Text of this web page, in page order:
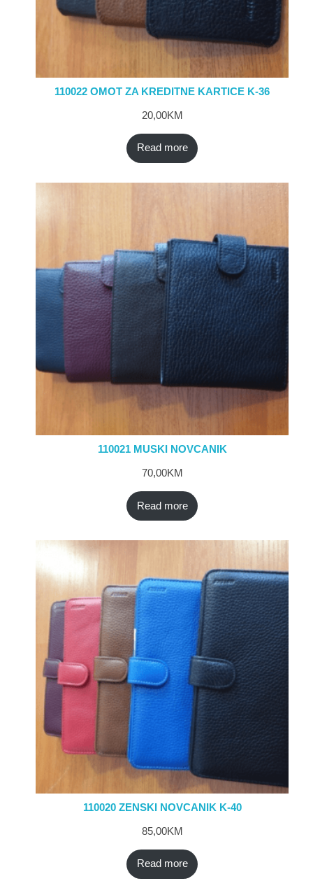
110022 OMOT ZA KREDITNE KARTICE K-36
20,00KM
Read more
110021 MUSKI NOVCANIK
70,00KM
Read more
110020 ZENSKI NOVCANIK K-40
85,00KM
Read more